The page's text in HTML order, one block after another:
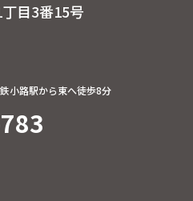
目3番15号
小路駅から東へ徒歩8分